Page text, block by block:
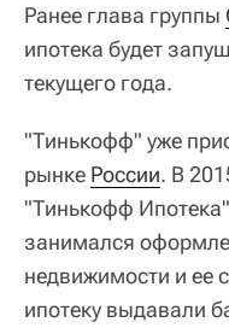
Ранее глава группы
ипотека будет
текущего года.
"Тинькофф" уже
рынке России. В
"Тинькофф
занимался
недвижимости и ее
ипотеку выдавали